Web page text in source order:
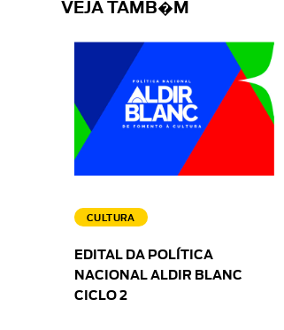
VEJA TAMB�M
CULTURA
EDITAL DA POLÍTICA
NACIONAL ALDIR BLANC
CICLO 2